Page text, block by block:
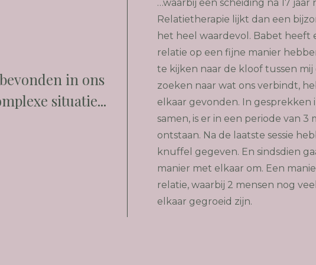
in ons
situatie...
…waarbij een scheiding na 17
Relatietherapie lijkt dan een
het heel waardevol. Babet heeft
relatie op een fijne manier
te kijken naar de kloof tussen
zoeken naar wat ons verbindt,
elkaar gevonden. In gesprekken
samen, is er in een periode van
ontstaan. Na de laatste sessie
knuffel gegeven. En sindsdien
manier met elkaar om. Een
relatie, waarbij 2 mensen nog
elkaar gegroeid zijn.